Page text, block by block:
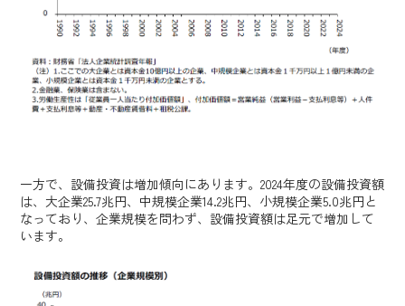
一方で、設備投資は増加傾向にあります。2024年度の設備投資額
は、大企業25.7兆円、中規模企業14.2兆円、小規模企業5.0兆円と
なっており、企業規模を問わず、設備投資額は足元で増加して
います。